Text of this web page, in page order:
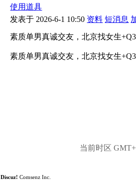
使用道具
发表于 2026-6-1 10:50 资料 短消息
素质单男真诚交友，北京找女生
素质单男真诚交友，北京找女生
当前时区
Discuz! Comsenz Inc.